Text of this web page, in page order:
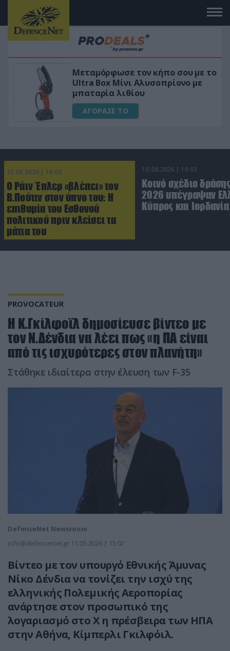
«Μαγική» φόρμουλα τριβόλι + VIP
για αύξηση της λίμπιντο
ΑΓΟΡΑΣΕ ΤΟ
10.08.2026 | 16:02
Ο Ράιν Έπλερ «βλέπει» τον
Β.Πούτιν στον ύπνο του: Η
επιθυμία του Εσθονού
πολιτικού πριν κλείσει τα
μάτια του
10.08.2026 | 16:02
Κοινό σχέδιο
2026 υπέγραψαν
Κύπρος και Ιορδανία
PROVOCATEUR
Η Κ.Γκίλφοϊλ δημοσίευσε βίντεο με
τον Ν.Δένδια να λέει πως «η ΠΑ είναι
από τις ισχυρότερες στον πλανήτη»
Στάθηκε ιδιαίτερα στην έλευση των F-35
DefenceNet Newsroom
info@defencenet.gr 11.05.2026 | 15:02
Βίντεο με τον υπουργό Εθνικής Άμυνας
Νίκο Δένδια να τονίζει την ισχύ της
ελληνικής Πολεμικής Αεροπορίας
ανάρτησε στον προσωπικό της
λογαριασμό στο Χ η πρέσβειρα των ΗΠΑ
στην Αθήνα, Κίμπερλι Γκιλφόιλ.